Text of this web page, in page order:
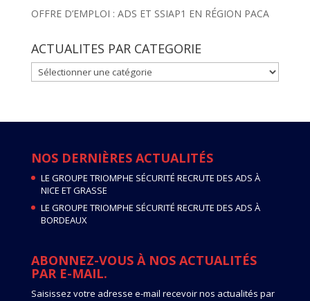
OFFRE D’EMPLOI : ADS ET SSIAP1 EN RÉGION PACA
ACTUALITES PAR CATEGORIE
ACTUALITES
PAR
NOS DERNIÈRES ACTUALITÉS
LE GROUPE TRIOMPHE SÉCURITÉ RECRUTE DES ADS À
NICE ET GRASSE
LE GROUPE TRIOMPHE SÉCURITÉ RECRUTE DES ADS À
BORDEAUX
ABONNEZ-VOUS À NOS ACTUALITÉS
PAR E-MAIL.
Saisissez votre adresse e-mail recevoir nos actualités par